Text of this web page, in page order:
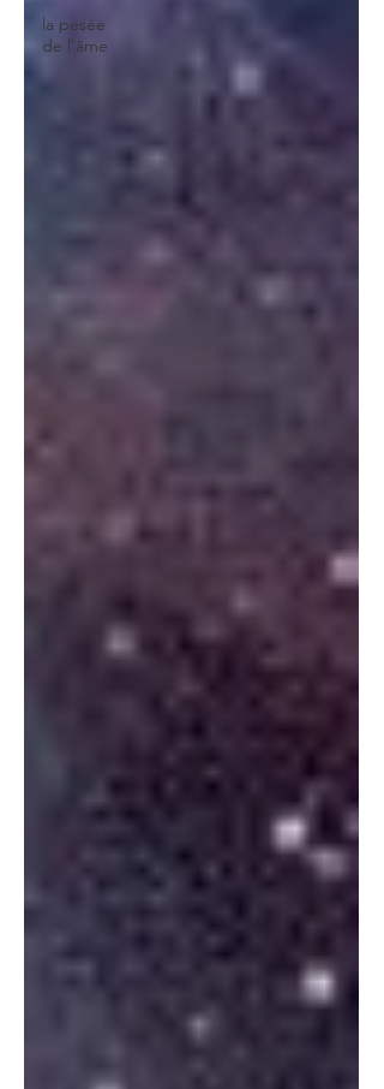
la pesée
de l'âme